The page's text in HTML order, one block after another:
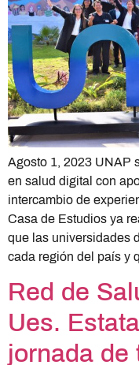
Agosto 1, 2023 UNAP
en salud digital con
intercambio de
Casa de Estudios ya
que las universidades
cada región del país y
Red de
Ues.
jornada de